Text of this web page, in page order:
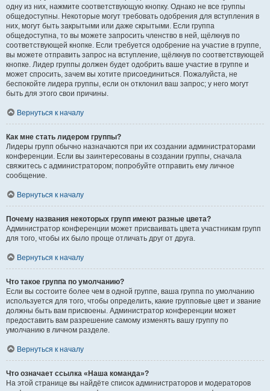
одну из них, нажмите соответствующую кнопку. Однако не все группы
общедоступны. Некоторые могут требовать одобрения для вступления в
них, могут быть закрытыми или даже скрытыми. Если группа
общедоступна, то вы можете запросить членство в ней, щёлкнув по
соответствующей кнопке. Если требуется одобрение на участие в группе,
вы можете отправить запрос на вступление, щёлкнув по соответствующей
кнопке. Лидер группы должен будет одобрить ваше участие в группе и
может спросить, зачем вы хотите присоединиться. Пожалуйста, не
беспокойте лидера группы, если он отклонил ваш запрос; у него могут
быть для этого свои причины.
Вернуться к началу
Как мне стать лидером группы?
Лидеры групп обычно назначаются при их создании администраторами
конференции. Если вы заинтересованы в создании группы, сначала
свяжитесь с администратором; попробуйте отправить ему личное
сообщение.
Вернуться к началу
Почему названия некоторых групп имеют разные цвета?
Администратор конференции может присваивать цвета участникам групп
для того, чтобы их было проще отличать друг от друга.
Вернуться к началу
Что такое группа по умолчанию?
Если вы состоите более чем в одной группе, ваша группа по умолчанию
используется для того, чтобы определить, какие групповые цвет и звание
должны быть вам присвоены. Администратор конференции может
предоставить вам разрешение самому изменять вашу группу по
умолчанию в личном разделе.
Вернуться к началу
Что означает ссылка «Наша команда»?
На этой странице вы найдёте список администраторов и модераторов